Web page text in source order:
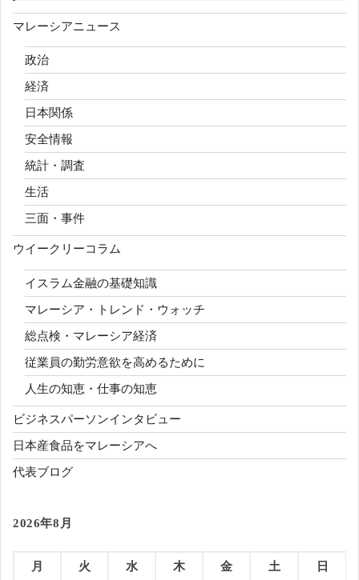
マレーシアニュース
政治
経済
日本関係
安全情報
統計・調査
生活
三面・事件
ウイークリーコラム
イスラム金融の基礎知識
マレーシア・トレンド・ウォッチ
総点検・マレーシア経済
従業員の勤労意欲を高めるために
人生の知恵・仕事の知恵
ビジネスパーソンインタビュー
日本産食品をマレーシアへ
代表ブログ
2026年8月
月 火 水 木 金 土 日